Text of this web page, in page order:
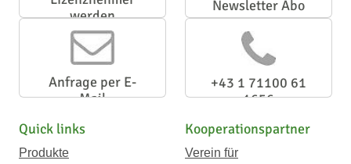
werden
Newsletter Abo
Anfrage per E-
Mail
+43 1 71100 61
1656
Quick links
Produkte
Kooperationspartner
Verein für